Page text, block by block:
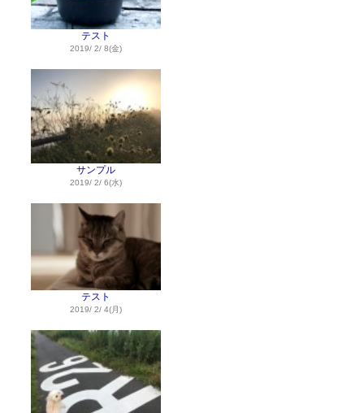
テスト
2019/ 2/ 8(金)
サンプル
2019/ 2/ 6(水)
テスト
2019/ 2/ 4(月)